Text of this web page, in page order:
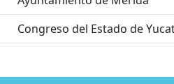
Congreso del Estado de